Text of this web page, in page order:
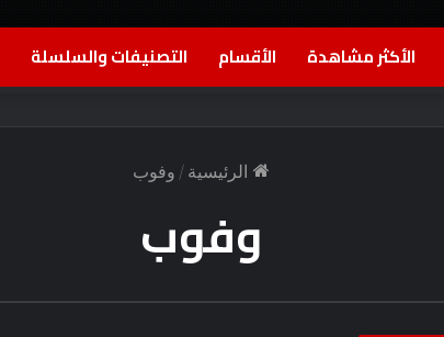
الأكثر مشاهدة الأقسام التصنيفات والسلسلة
الرئيسية / وفوب
وفوب